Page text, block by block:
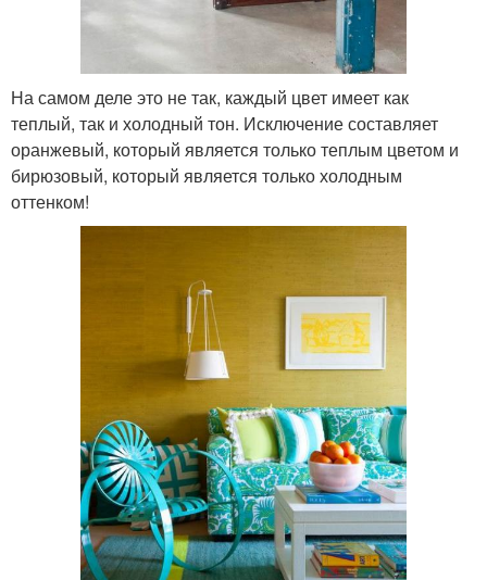
На самом деле это не так, каждый цвет имеет как
теплый, так и холодный тон. Исключение составляет
оранжевый, который является только теплым цветом и
бирюзовый, который является только холодным
оттенком!